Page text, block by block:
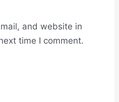
and website in
time I comment.